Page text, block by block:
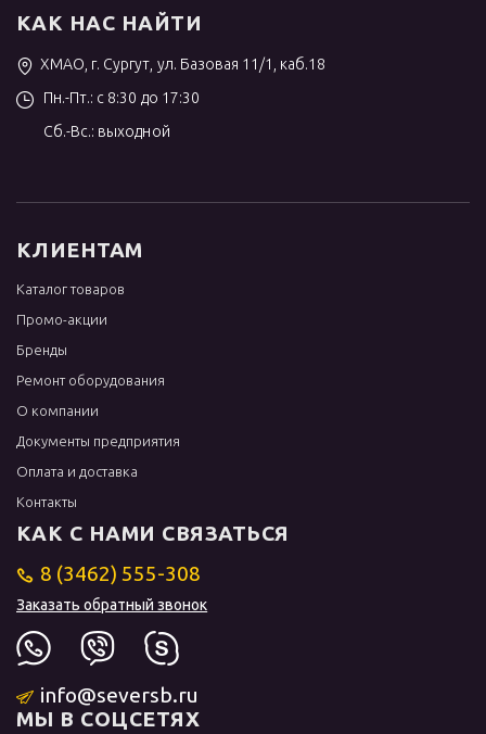
КАК НАС НАЙТИ
ХМАО, г. Сургут, ул. Базовая 11/1, каб.18
Пн.-Пт.: с 8:30 до 17:30
Сб.-Вс.: выходной
КЛИЕНТАМ
Каталог товаров
Промо-акции
Бренды
Ремонт оборудования
О компании
Документы предприятия
Оплата и доставка
Контакты
КАК С НАМИ СВЯЗАТЬСЯ
8 (3462) 555-308
Заказать обратный звонок
info@seversb.ru
МЫ В СОЦСЕТЯХ